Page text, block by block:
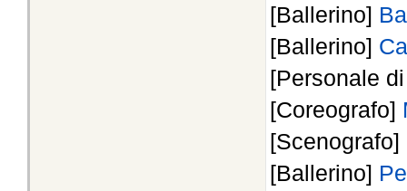
[Ballerino]
[Ballerino]
[Personale
[Coreografo]
[Scenografo]
[Ballerino]